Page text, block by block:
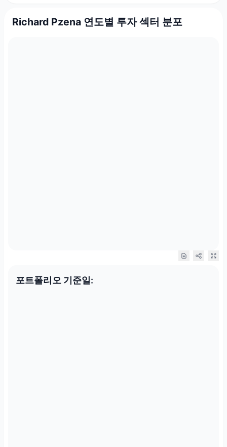
Richard Pzena 연도별 투자 섹터 분포
포트폴리오 기준일: